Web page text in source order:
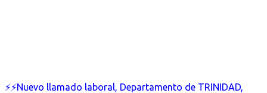
⚡⚡Nuevo llamado laboral, Departamento de TRINIDAD,